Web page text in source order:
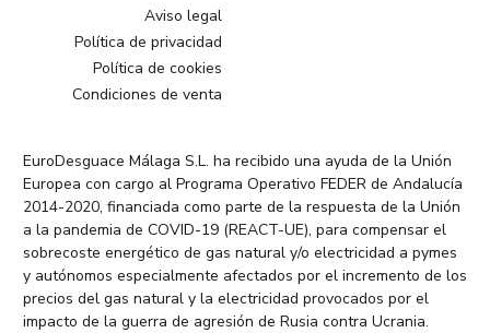
Aviso legal
Política de privacidad
Política de cookies
Condiciones de venta
EuroDesguace Málaga S.L. ha recibido una ayuda de la Unión
Europea con cargo al Programa Operativo FEDER de Andalucía
2014-2020, financiada como parte de la respuesta de la Unión
a la pandemia de COVID-19 (REACT-UE), para compensar el
sobrecoste energético de gas natural y/o electricidad a pymes
y autónomos especialmente afectados por el incremento de los
precios del gas natural y la electricidad provocados por el
impacto de la guerra de agresión de Rusia contra Ucrania.